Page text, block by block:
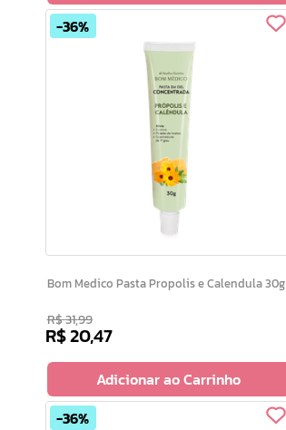
36%
Bom Medico Pasta Propolis e Calendula 30g
R$31,99
R$20,47
Adicionar ao Carrinho
36%